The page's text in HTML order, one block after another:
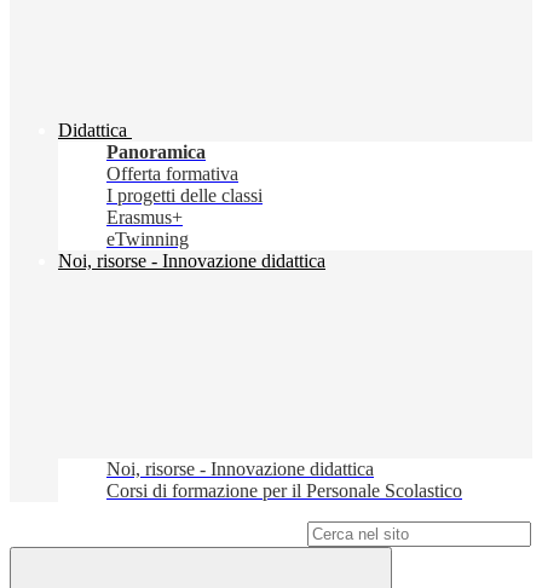
Didattica
Panoramica
Offerta formativa
I progetti delle classi
Erasmus+
eTwinning
Noi, risorse - Innovazione didattica
Noi, risorse - Innovazione didattica
Corsi di formazione per il Personale Scolastico